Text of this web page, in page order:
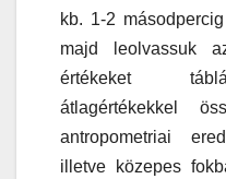
kb. 1-2
majd leolvassuk
értékeket
átlagértékekkel
antropometriai
illetve közepes